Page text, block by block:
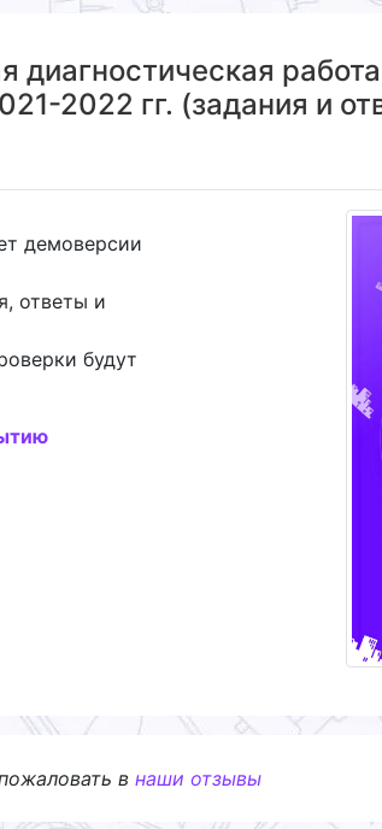
диагностическая
2022 гг. (задания и
демоверсии
ответы и
будут
в наши отзывы